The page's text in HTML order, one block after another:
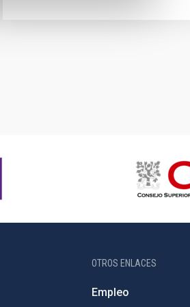
OTROS ENLACES
Empleo